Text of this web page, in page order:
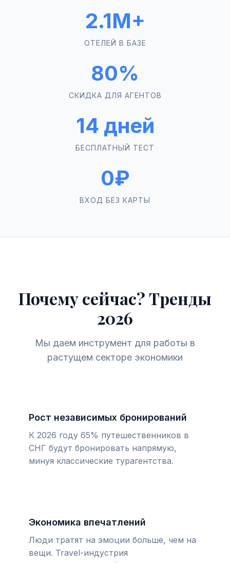
2.1M+
ОТЕЛЕЙ В БАЗЕ
80%
СКИДКА ДЛЯ АГЕНТОВ
14 дней
БЕСПЛАТНЫЙ ТЕСТ
0₽
ВХОД БЕЗ КАРТЫ
Почему сейчас? Тренды
2026
Мы даем инструмент для работы в
растущем секторе экономики
Рост независимых бронирований
К 2026 году 65% путешественников в
СНГ будут бронировать напрямую,
минуя классические турагентства.
Экономика впечатлений
Люди тратят на эмоции больше, чем на
вещи. Travel-индустрия